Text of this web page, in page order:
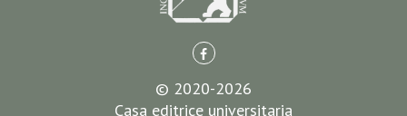
© 2020-2026
Casa editrice universitaria